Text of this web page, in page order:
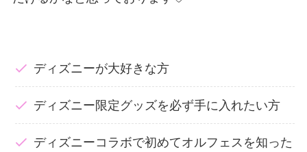
ディズニーが大好きな方
ディズニー限定グッズを必ず手に入れたい方
ディズニーコラボで初めてオルフェスを知った